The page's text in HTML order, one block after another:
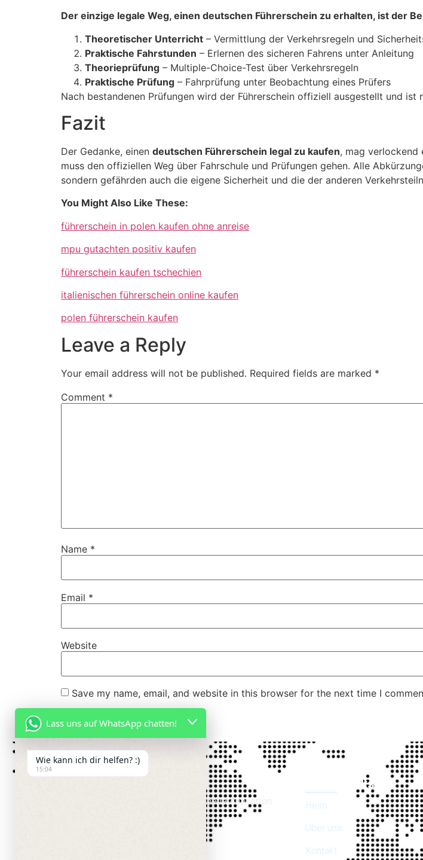
Der einzige legale Weg, einen deutschen Führerschein zu erhalten, ist der
Theoretischer Unterricht – Vermittlung der Verkehrsregeln und
Praktische Fahrstunden – Erlernen des sicheren Fahrens unter Anleitung
Theorieprüfung – Multiple-Choice-Test über Verkehrsregeln
Praktische Prüfung – Fahrprüfung unter Beobachtung eines Prüfers
Nach bestandenen Prüfungen wird der Führerschein offiziell ausgestellt und ist
Fazit
Der Gedanke, einen deutschen Führerschein legal zu kaufen, mag verlockend
muss den offiziellen Weg über Fahrschule und Prüfungen gehen. Alle
sondern gefährden auch die eigene Sicherheit und die der anderen
You Might Also Like These:
führerschein in polen kaufen ohne anreise
mpu gutachten positiv kaufen
führerschein kaufen tschechien
italienischen führerschein online kaufen
polen führerschein kaufen
Leave a Reply
Your email address will not be published. Required fields are marked *
Comment *
Name *
Email *
Website
Save my name, email, and website in this browser for the next time I
Wir Empfehlen Ihnen, Uns Für Schnelle Antworten
Direkt Links
Heim
Über uns
Kontakt
Lass uns auf WhatsApp chatten!
Wie kann ich dir helfen? :)
15:04